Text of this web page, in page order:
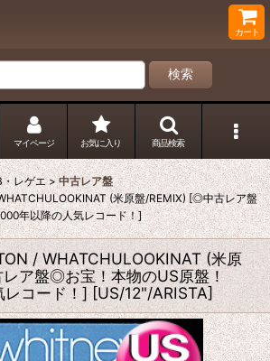
カート
検索
マイページ お気に入り 商品検索
・レゲエ > 中古レア盤
(米原盤/REMIX) [◎中古レア盤
年以降の人気レコード！]
/ WHATCHULOOKINAT (米原
ア盤◎お宝！本物のUS原盤！
コード！] [US/12"/ARISTA]